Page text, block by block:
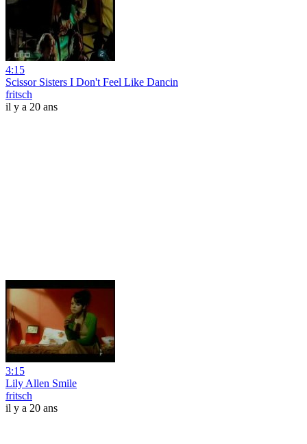
4:15
Scissor Sisters I Don't Feel Like Dancin
fritsch
il y a 20 ans
3:15
Lily Allen Smile
fritsch
il y a 20 ans